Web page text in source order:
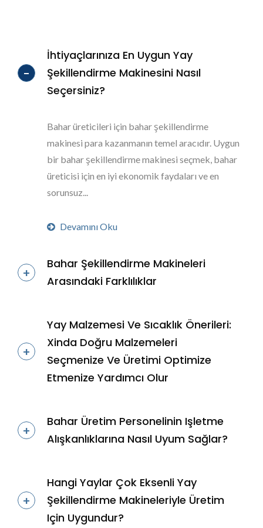
İhtiyaçlarınıza En Uygun Yay
Şekillendirme Makinesini Nasıl
Seçersiniz?
Bahar üreticileri için bahar şekillendirme
makinesi para kazanmanın temel aracıdır. Uygun
bir bahar şekillendirme makinesi seçmek, bahar
üreticisi için en iyi ekonomik faydaları ve en
sorunsuz...
Devamını Oku
Bahar Şekillendirme Makineleri
Arasındaki Farklılıklar
Yay Malzemesi Ve Sıcaklık Önerileri:
Xinda Doğru Malzemeleri
Seçmenize Ve Üretimi Optimize
Etmenize Yardımcı Olur
Bahar Üretim Personelinin Işletme
Alışkanlıklarına Nasıl Uyum Sağlar?
Hangi Yaylar Çok Eksenli Yay
Şekillendirme Makineleriyle Üretim
Için Uygundur?